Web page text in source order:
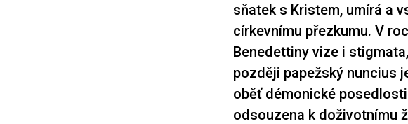
sňatek s Kristem, umírá a
církevnímu přezkumu. V
Benedettiny vize i
později papežský nuncius
oběť démonické
odsouzena k doživotnímu